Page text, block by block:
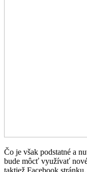
Čo je však podstatné a
bude môcť využívať
taktiež Facebook